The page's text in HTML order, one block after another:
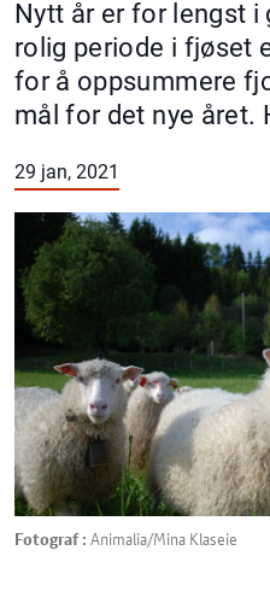
Nytt år er for lengst i
rolig periode i fjøset
for å oppsummere
mål for det nye året.
29 jan, 2021
Fotograf : Animalia/Mina Klaseie